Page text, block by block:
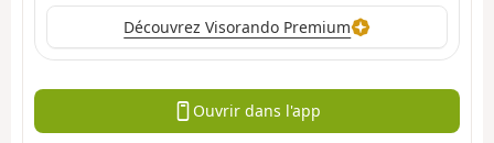
Découvrez Visorando Premium
Ouvrir dans l'app